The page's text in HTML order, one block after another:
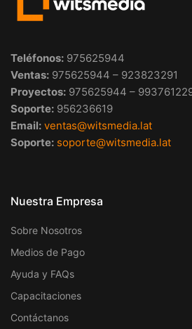
Teléfonos: 975625944
Ventas: 975625944 – 923823291
Proyectos: 975625944 –
Soporte: 956236619
Email: ventas@witsmedia.lat
Soporte: soporte@witsmedia.lat
Nuestra Empresa
Sobre Nosotros
Medios de Pago
Ayuda y FAQs
Capacitaciones
Contáctanos